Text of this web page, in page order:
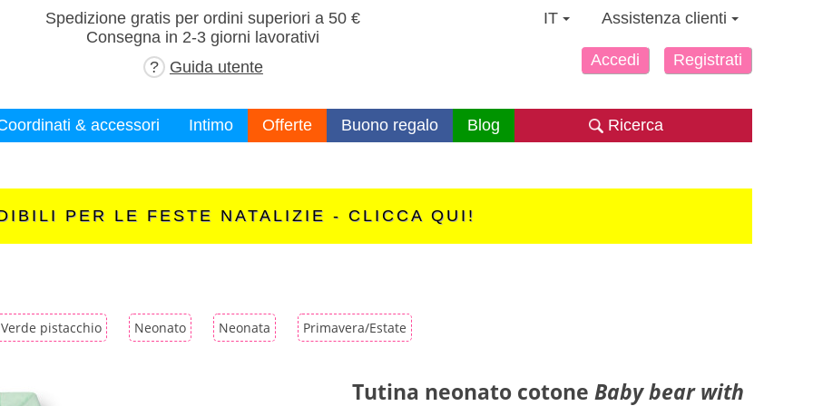
Spedizione gratis per ordini superiori a 50 €
Consegna in 2-3 giorni lavorativi
?
Guida utente
IT Assistenza clienti
Accedi Registrati
& accessori Intimo Offerte Buono regalo Blog Ricerca
PER LE FESTE NATALIZIE - CLICCA QUI!
Verde pistacchio Neonato Neonata Primavera/Estate
Tutina neonato cotone Baby bear with
×